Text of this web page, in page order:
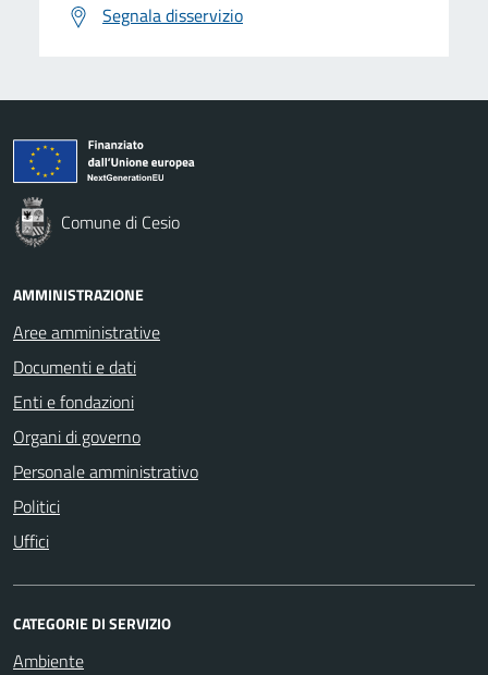
Segnala disservizio
Comune di Cesio
AMMINISTRAZIONE
Aree amministrative
Documenti e dati
Enti e fondazioni
Organi di governo
Personale amministrativo
Politici
Uffici
CATEGORIE DI SERVIZIO
Ambiente